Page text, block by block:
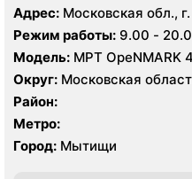
Адрес: Московская обл.,
Режим работы: 9.00 -
Модель: МРТ OpeNMARK
Округ: Московская
Район:
Метро:
Город: Мытищи